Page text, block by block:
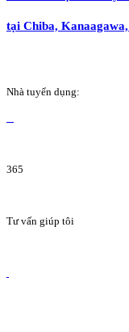
tại Chiba, Kanaagawa,
Nhà tuyển dụng:
365
Tư vấn giúp tôi